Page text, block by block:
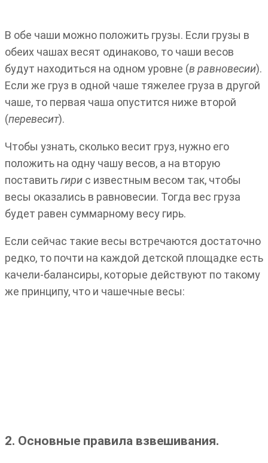
В обе чаши можно положить грузы. Если грузы в
обеих чашах весят одинаково, то чаши весов
будут находиться на одном уровне (в равновесии).
Если же груз в одной чаше тяжелее груза в другой
чаше, то первая чаша опустится ниже второй
(перевесит).
Чтобы узнать, сколько весит груз, нужно его
положить на одну чашу весов, а на вторую
поставитьгири с известным весом так, чтобы
весы оказались в равновесии. Тогда вес груза
будет равен суммарному весу гирь.
Если сейчас такие весы встречаются достаточно
редко, то почти на каждой детской площадке есть
качели-балансиры, которые действуют по такому
же принципу, что и чашечные весы:
2. Основные правила взвешивания.